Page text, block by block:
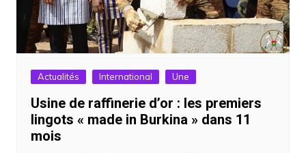
Actualités International Une
Usine de raffinerie d’or : les premiers
lingots « made in Burkina » dans 11
mois